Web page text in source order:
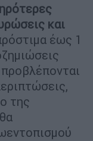
και
έως 1
της